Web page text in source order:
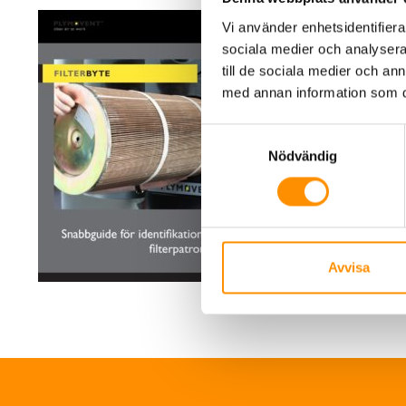
Vi använder
sociala medier och
till de sociala medier och
med annan information som
Samtyckesval
Nödvändig
Avvisa